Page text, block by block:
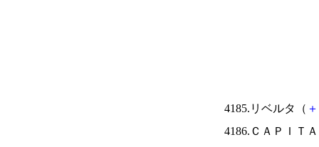
4185.リベルタ（ ＋
4186.ＣＡＰＩＴ